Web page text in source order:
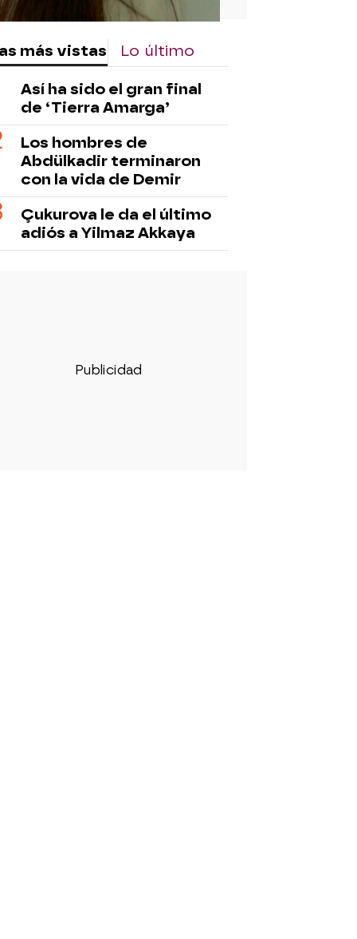
más vistas Lo último
Así ha sido el gran final
de ‘Tierra Amarga’
Los hombres de
Abdülkadir terminaron
con la vida de Demir
Çukurova le da el último
adiós a Yilmaz Akkaya